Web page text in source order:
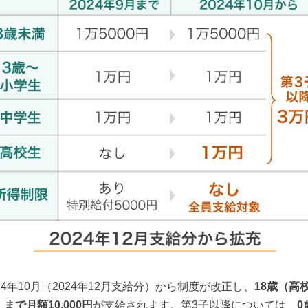
年10月（2024年12月支給分）から制度が改正し、 18歳（高
まで月額10,000円 が支給されます。第3子以降については、 0